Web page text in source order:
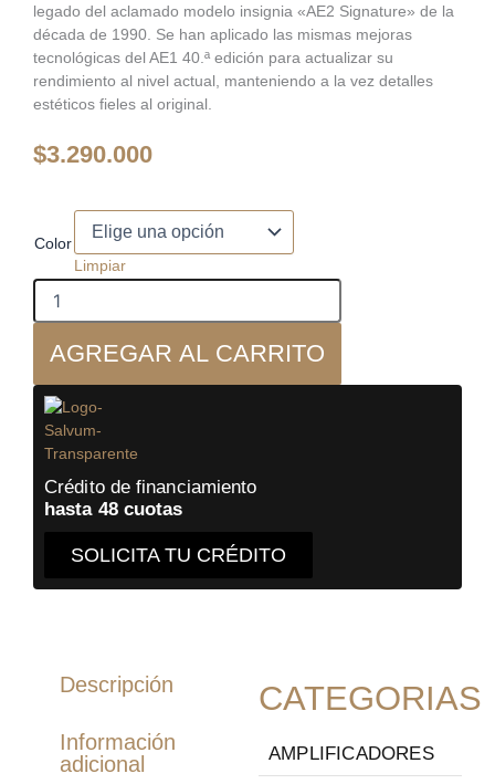
legado del aclamado modelo insignia «AE2 Signature» de la
década de 1990. Se han aplicado las mismas mejoras
tecnológicas del AE1 40.ª edición para actualizar su
rendimiento al nivel actual, manteniendo a la vez detalles
estéticos fieles al original.
$3.290.000
Color
Limpiar
Acoustic
Energy
AE2
40th
Aniversario
Monitor
cantidad
AGREGAR AL CARRITO
Crédito de financiamiento
hasta 48 cuotas
SOLICITA TU CRÉDITO
Descripción
Información
adicional
CATEGORIAS
AMPLIFICADORES